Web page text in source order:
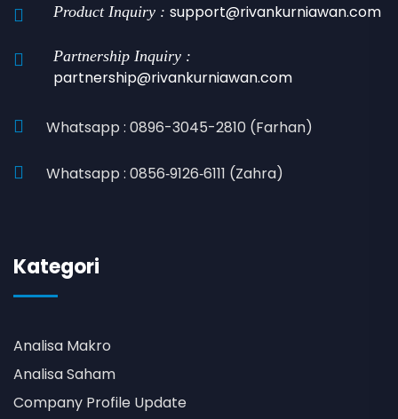
Product Inquiry : support@rivankurniawan.com
Partnership Inquiry :
partnership@rivankurniawan.com
Whatsapp : 0896-3045-2810 (Farhan)
Whatsapp : 0856‑9126‑6111 (Zahra)
Kategori
Analisa Makro
Analisa Saham
Company Profile Update